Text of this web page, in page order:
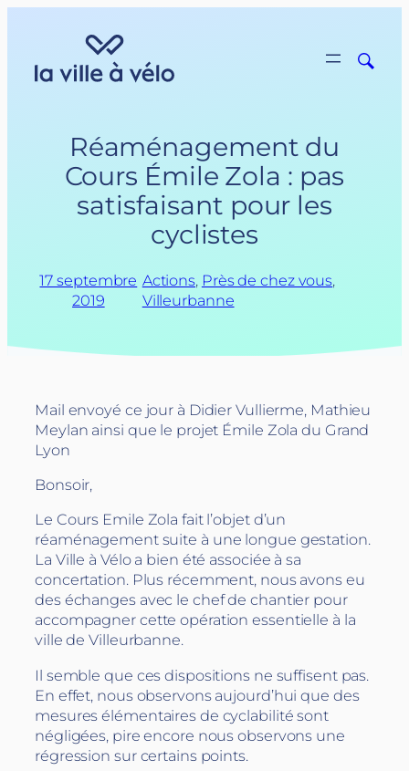
Réaménagement du
Cours Émile Zola : pas
satisfaisant pour les
cyclistes
17 septembre
2019
Actions, Près de chez vous
Villeurbanne
Mail envoyé ce jour à Didier Vullierme, Mathieu
Meylan ainsi que le projet Émile Zola du Grand
Lyon
Bonsoir,
Le Cours Emile Zola fait l’objet d’un
réaménagement suite à une longue gestation.
La Ville à Vélo a bien été associée à sa
concertation. Plus récemment, nous avons eu
des échanges avec le chef de chantier pour
accompagner cette opération essentielle à la
ville de Villeurbanne.
Il semble que ces dispositions ne suffisent pas.
En effet, nous observons aujourd’hui que des
mesures élémentaires de cyclabilité sont
négligées, pire encore nous observons une
régression sur certains points.